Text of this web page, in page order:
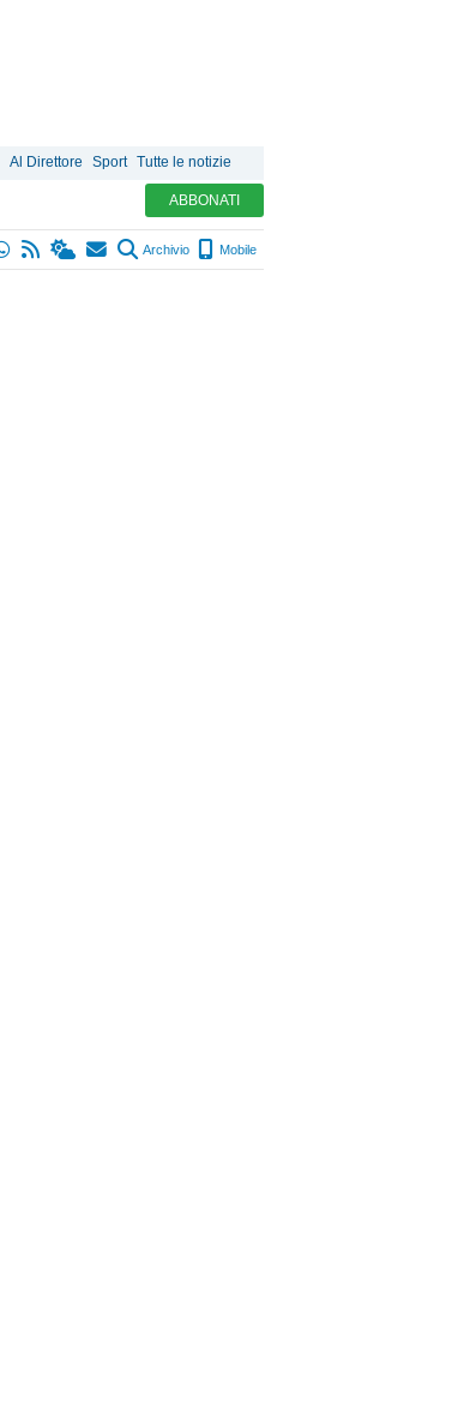
Al Direttore Sport Tutte le notizie
ABBONATI
Archivio Mobile